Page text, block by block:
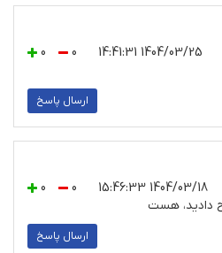
1404/03/25 14:41:31
0
0
ارسال پاسخ
1404/03/18 15:46:33
0
0
دادید، هست
ارسال پاسخ